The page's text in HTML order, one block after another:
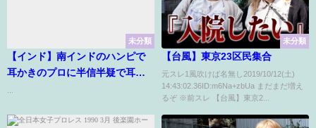
未分類
【インド】南インドのハンピで
耳かきのプロに半信半疑で耳か
未分類
【台風】東京23区民集合
元スレ1風吹けば名無し2019/10/12(土)
14:43:02.36ID:m6Na+zbUa まだまだ増え
るぞ ※前スレ 【台風】東京2...